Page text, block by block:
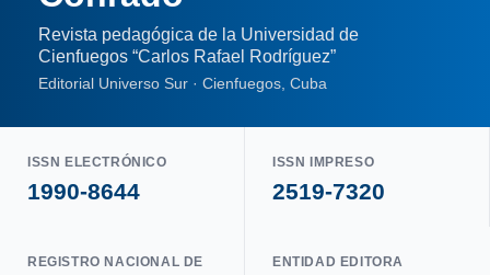
Revista pedagógica de la Universidad de
Cienfuegos “Carlos Rafael Rodríguez”
Editorial Universo Sur · Cienfuegos, Cuba
ISSN ELECTRÓNICO
1990-8644
ISSN IMPRESO
2519-7320
REGISTRO NACIONAL DE
ENTIDAD EDITORA